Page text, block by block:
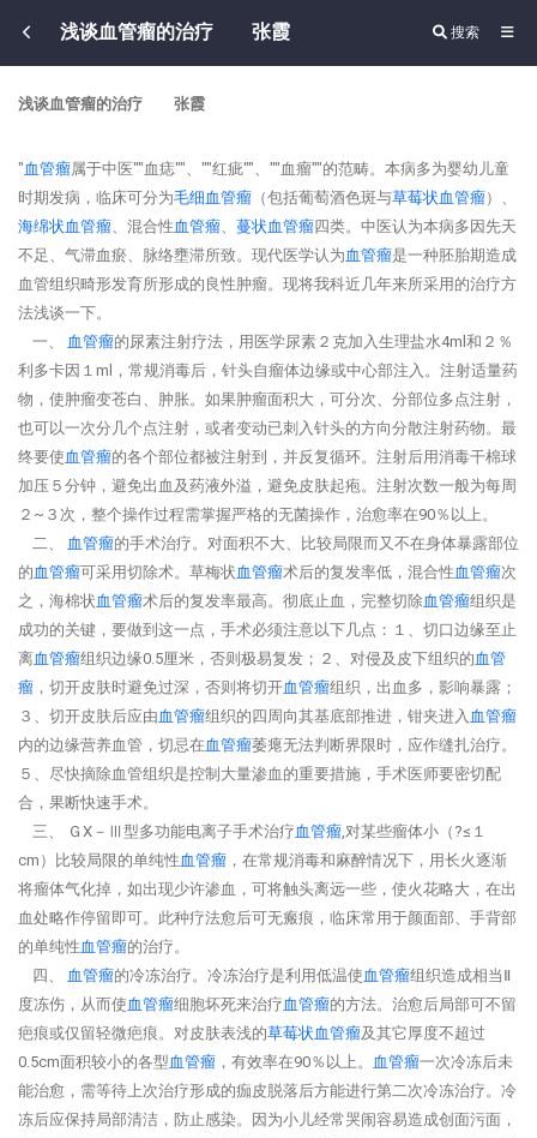
浅谈血管瘤的治疗 张霞 搜索
浅谈血管瘤的治疗 张霞
"血管瘤属于中医""血痣""、""红疵""、""血瘤""的范畴。本病多为婴幼儿童
时期发病，临床可分为毛细血管瘤 （包括葡萄酒色斑与草莓状血管瘤）、
海绵状血管瘤、混合性血管瘤、 蔓状血管瘤四类。中医认为本病多因先天
不足、气滞血瘀、脉络壅滞所致。现代医学认为血管瘤是一种胚胎期造成
血管组织畸形发育所形成的良性肿瘤。现将我科近几年来所采用的治疗方
法浅谈一下。
一、 血管瘤的尿素注射疗法，用医学尿素２克加入生理盐水4ml和２％
利多卡因１ml，常规消毒后，针头自瘤体边缘或中心部注入。注射适量药
物，使肿瘤变苍白、肿胀。如果肿瘤面积大，可分次、分部位多点注射，
也可以一次分几个点注射，或者变动已刺入针头的方向分散注射药物。最
终要使血管瘤的各个部位都被注射到，并反复循环。注射后用消毒干棉球
加压５分钟，避免出血及药液外溢，避免皮肤起疱。注射次数一般为每周
２~３次，整个操作过程需掌握严格的无菌操作，治愈率在90％以上。
二、 血管瘤的手术治疗。对面积不大、比较局限而又不在身体暴露部位
的血管瘤可采用切除术。草梅状血管瘤术后的复发率低，混合性血管瘤次
之，海棉状血管瘤术后的复发率最高。彻底止血，完整切除血管瘤组织是
成功的关键，要做到这一点，手术必须注意以下几点：１、切口边缘至止
离血管瘤组织边缘0.5厘米，否则极易复发；２、对侵及皮下组织的血管
瘤 ，切开皮肤时避免过深，否则将切开血管瘤组织，出血多，影响暴露；
３、切开皮肤后应由血管瘤组织的四周向其基底部推进，钳夹进入 血管瘤
内的边缘营养血管，切忌在血管瘤萎瘪无法判断界限时，应作缝扎治疗。
５、尽快摘除血管组织是控制大量渗血的重要措施，手术医师要密切配
合，果断快速手术。
三、 ＧX－Ⅲ型多功能电离子手术治疗血管瘤,对某些瘤体小（?≤１
cm）比较局限的单纯性血管瘤 ，在常规消毒和麻醉情况下，用长火逐渐
将瘤体气化掉，如出现少许渗血，可将触头离远一些，使火花略大，在出
血处略作停留即可。此种疗法愈后可无瘢痕，临床常用于颜面部、手背部
的单纯性血管瘤的治疗。
四、 血管瘤的冷冻治疗。冷冻治疗是利用低温使血管瘤组织造成相当Ⅱ
度冻伤，从而使血管瘤细胞坏死来治疗血管瘤的方法。治愈后局部可不留
疤痕或仅留轻微疤痕。对皮肤表浅的草莓状血管瘤及其它厚度不超过
0.5cm面积较小的各型血管瘤 ，有效率在90％以上。 血管瘤一次冷冻后未
能治愈，需等待上次治疗形成的痂皮脱落后方能进行第二次冷冻治疗。冷
冻后应保持局部清洁，防止感染。因为小儿经常哭闹容易造成创面污面，